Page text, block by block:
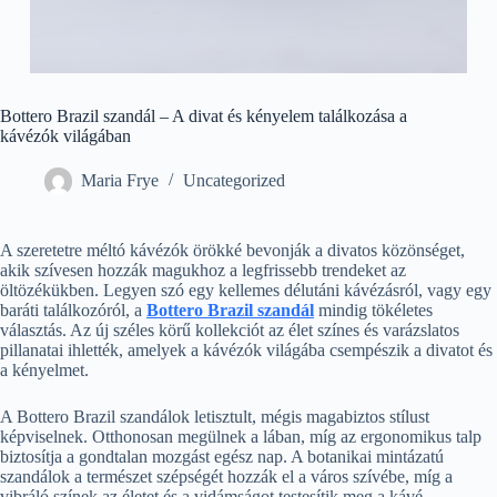
Bottero Brazil szandál – A divat és kényelem találkozása a
kávézók világában
Maria Frye Uncategorized
A szeretetre méltó kávézók örökké bevonják a divatos közönséget,
akik szívesen hozzák magukhoz a legfrissebb trendeket az
öltözékükben. Legyen szó egy kellemes délutáni kávézásról, vagy egy
baráti találkozóról, a Bottero Brazil szandál mindig tökéletes
választás. Az új széles körű kollekciót az élet színes és varázslatos
pillanatai ihlették, amelyek a kávézók világába csempészik a divatot és
a kényelmet.
A Bottero Brazil szandálok letisztult, mégis magabiztos stílust
képviselnek. Otthonosan megülnek a lában, míg az ergonomikus talp
biztosítja a gondtalan mozgást egész nap. A botanikai mintázatú
szandálok a természet szépségét hozzák el a város szívébe, míg a